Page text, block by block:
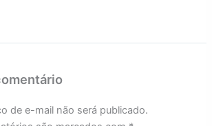
de e-mail não será publicado.